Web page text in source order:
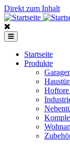
Direkt zum Inhalt
Startseite
Produkte